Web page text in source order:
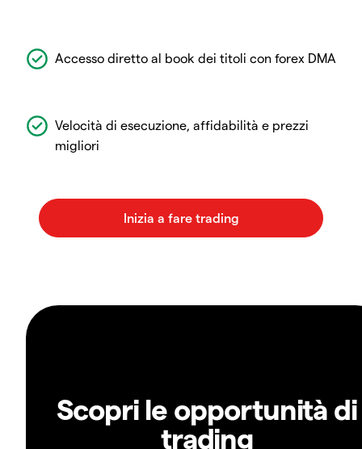
Accesso diretto al book dei titoli con forex DMA
Velocità di esecuzione, affidabilità e prezzi
migliori
Scopri le opportunità di
trading